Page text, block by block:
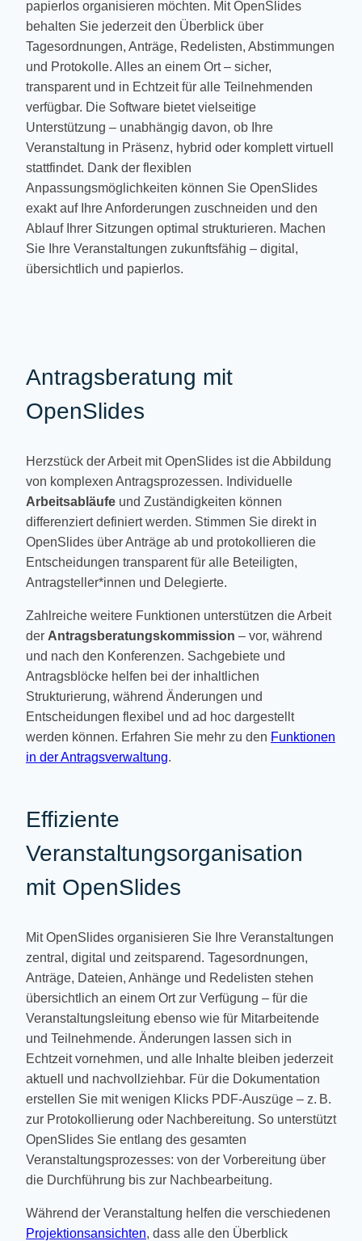
papierlos organisieren möchten. Mit OpenSlides
behalten Sie jederzeit den Überblick über
Tagesordnungen, Anträge, Redelisten, Abstimmungen
und Protokolle. Alles an einem Ort – sicher,
transparent und in Echtzeit für alle Teilnehmenden
verfügbar. Die Software bietet vielseitige
Unterstützung – unabhängig davon, ob Ihre
Veranstaltung in Präsenz, hybrid oder komplett virtuell
stattfindet. Dank der flexiblen
Anpassungsmöglichkeiten können Sie OpenSlides
exakt auf Ihre Anforderungen zuschneiden und den
Ablauf Ihrer Sitzungen optimal strukturieren. Machen
Sie Ihre Veranstaltungen zukunftsfähig – digital,
übersichtlich und papierlos.
Antragsberatung mit
OpenSlides
Herzstück der Arbeit mit OpenSlides ist die Abbildung
von komplexen Antragsprozessen. Individuelle
Arbeitsabläufe und Zuständigkeiten können
differenziert definiert werden. Stimmen Sie direkt in
OpenSlides über Anträge ab und protokollieren die
Entscheidungen transparent für alle Beteiligten,
Antragsteller*innen und Delegierte.
Zahlreiche weitere Funktionen unterstützen die Arbeit
der Antragsberatungskommission – vor, während
und nach den Konferenzen. Sachgebiete und
Antragsblöcke helfen bei der inhaltlichen
Strukturierung, während Änderungen und
Entscheidungen flexibel und ad hoc dargestellt
werden können. Erfahren Sie mehr zu den Funktionen
in der Antragsverwaltung.
Effiziente
Veranstaltungsorganisation
mit OpenSlides
Mit OpenSlides organisieren Sie Ihre Veranstaltungen
zentral, digital und zeitsparend. Tagesordnungen,
Anträge, Dateien, Anhänge und Redelisten stehen
übersichtlich an einem Ort zur Verfügung – für die
Veranstaltungsleitung ebenso wie für Mitarbeitende
und Teilnehmende. Änderungen lassen sich in
Echtzeit vornehmen, und alle Inhalte bleiben jederzeit
aktuell und nachvollziehbar. Für die Dokumentation
erstellen Sie mit wenigen Klicks PDF-Auszüge – z. B.
zur Protokollierung oder Nachbereitung. So unterstützt
OpenSlides Sie entlang des gesamten
Veranstaltungsprozesses: von der Vorbereitung über
die Durchführung bis zur Nachbearbeitung.
Während der Veranstaltung helfen die verschiedenen
Projektionsansichten, dass alle den Überblick